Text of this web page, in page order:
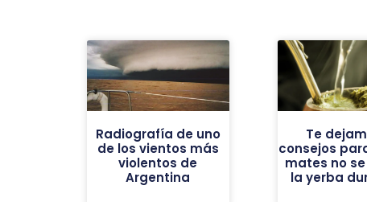
Radiografía de uno
de los vientos más
violentos de
Argentina
Te
consejos
mates no
la yerba